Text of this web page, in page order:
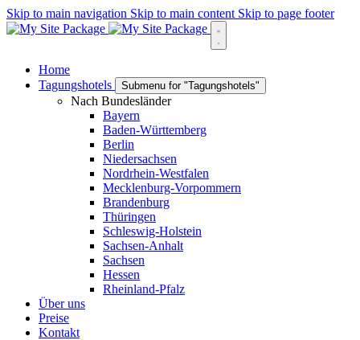
Skip to main navigation Skip to main content Skip to page footer
Home
Tagungshotels
Submenu for "Tagungshotels"
Nach Bundesländer
Bayern
Baden-Württemberg
Berlin
Niedersachsen
Nordrhein-Westfalen
Mecklenburg-Vorpommern
Brandenburg
Thüringen
Schleswig-Holstein
Sachsen-Anhalt
Sachsen
Hessen
Rheinland-Pfalz
Über uns
Preise
Kontakt